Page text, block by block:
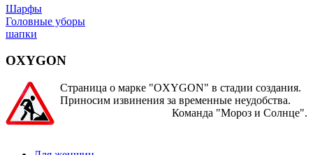
Шарфы
Головные уборы
шапки
OXYGON
Страница о марке "OXYGON" в стадии создания.
Приносим извинения за временные неудобства.
Команда "Мороз и Солнце".